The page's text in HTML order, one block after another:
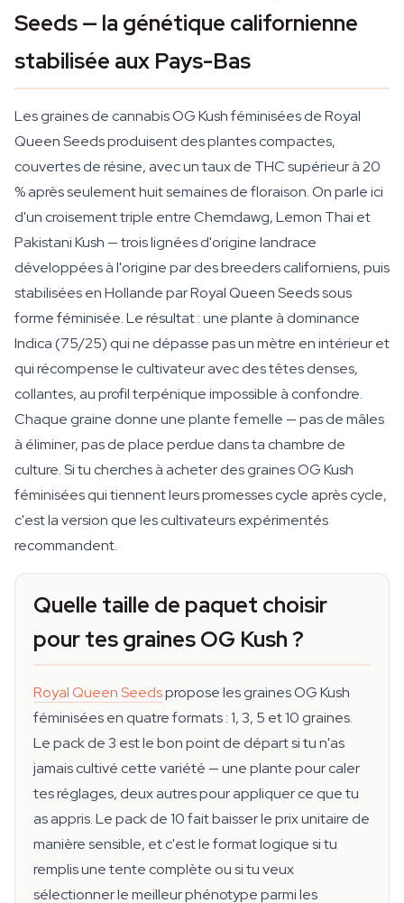
Seeds — la génétique californienne
stabilisée aux Pays-Bas
Les graines de cannabis OG Kush féminisées de Royal
Queen Seeds produisent des plantes compactes,
couvertes de résine, avec un taux de THC supérieur à 20
% après seulement huit semaines de floraison. On parle ici
d'un croisement triple entre Chemdawg, Lemon Thai et
Pakistani Kush — trois lignées d'origine landrace
développées à l'origine par des breeders californiens, puis
stabilisées en Hollande par Royal Queen Seeds sous
forme féminisée. Le résultat : une plante à dominance
Indica (75/25) qui ne dépasse pas un mètre en intérieur et
qui récompense le cultivateur avec des têtes denses,
collantes, au profil terpénique impossible à confondre.
Chaque graine donne une plante femelle — pas de mâles
à éliminer, pas de place perdue dans ta chambre de
culture. Si tu cherches à acheter des graines OG Kush
féminisées qui tiennent leurs promesses cycle après cycle,
c'est la version que les cultivateurs expérimentés
recommandent.
Quelle taille de paquet choisir
pour tes graines OG Kush ?
Royal Queen Seedspropose les graines OG Kush
féminisées en quatre formats : 1, 3, 5 et 10 graines.
Le pack de 3 est le bon point de départ si tu n'as
jamais cultivé cette variété — une plante pour caler
tes réglages, deux autres pour appliquer ce que tu
as appris. Le pack de 10 fait baisser le prix unitaire de
manière sensible, et c'est le format logique si tu
remplis une tente complète ou si tu veux
sélectionner le meilleur phénotype parmi les